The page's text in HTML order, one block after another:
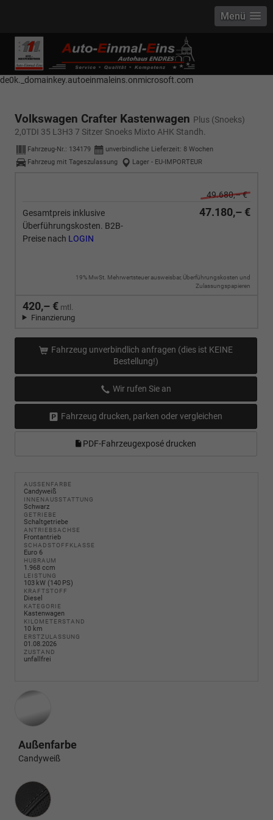
------------ Host Name : selector1._domainkey Points to address or value:
selector1-aee-de0k._domainkey.autoeinmaleins.onmicrosoft.com Host
Name : selector2._domainkey Points to address or value: selector2-aee-
de0k._domainkey.autoeinmaleins.onmicrosoft.com
Menü
Volkswagen Crafter Kastenwagen Plus (Snoeks)
2,0TDI 35 L3H3 7 Sitzer Snoeks Mixto AHK Standh.
Fahrzeug-Nr.: 134179 unverbindliche Lieferzeit: 8 Wochen
Fahrzeug mit Tageszulassung
Lager - EU-IMPORTEUR
49.680,– €
Gesamtpreis inklusive
Überführungskosten. B2B-
Preise nach LOGIN
47.180,– €
19% MwSt. Mehrwertsteuer ausweisbar, Überführungskosten und
Zulassungspapieren
420,– € mtl.
Finanzierung
Fahrzeug unverbindlich anfragen (dies ist KEINE
Bestellung!)
Wir rufen Sie an
Fahrzeug drucken, parken oder vergleichen
PDF-Fahrzeugexposé drucken
AUSSENFARBE
Candyweiß
INNENAUSSTATTUNG
Schwarz
GETRIEBE
Schaltgetriebe
ANTRIEBSACHSE
Frontantrieb
SCHADSTOFFKLASSE
Euro 6
HUBRAUM
1.968 ccm
LEISTUNG
103 kW (140 PS)
KRAFTSTOFF
Diesel
KATEGORIE
Kastenwagen
KILOMETERSTAND
10 km
ERSTZULASSUNG
01.08.2026
ZUSTAND
unfallfrei
Außenfarbe
Candyweiß
Innenausstattung